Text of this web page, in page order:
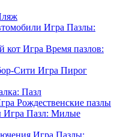
Игра Пазлы:
Игра Время пазлов:
Игра Пирог
Пазл
Рождественские пазлы
Игра Пазл: Милые